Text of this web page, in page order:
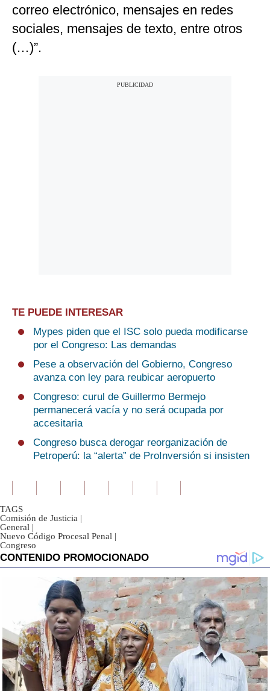
correo electrónico, mensajes en redes
sociales, mensajes de texto, entre otros
(…)”.
TE PUEDE INTERESAR
Mypes piden que el ISC solo pueda modificarse
por el Congreso: Las demandas
Pese a observación del Gobierno, Congreso
avanza con ley para reubicar aeropuerto
Congreso: curul de Guillermo Bermejo
permanecerá vacía y no será ocupada por
accesitaria
Congreso busca derogar reorganización de
Petroperú: la “alerta” de ProInversión si insisten
TAGS
Comisión de Justicia |
General |
Nuevo Código Procesal Penal |
Congreso